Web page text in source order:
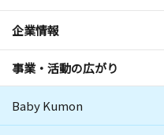
企業情報
事業・活動の広がり
Baby Kumon